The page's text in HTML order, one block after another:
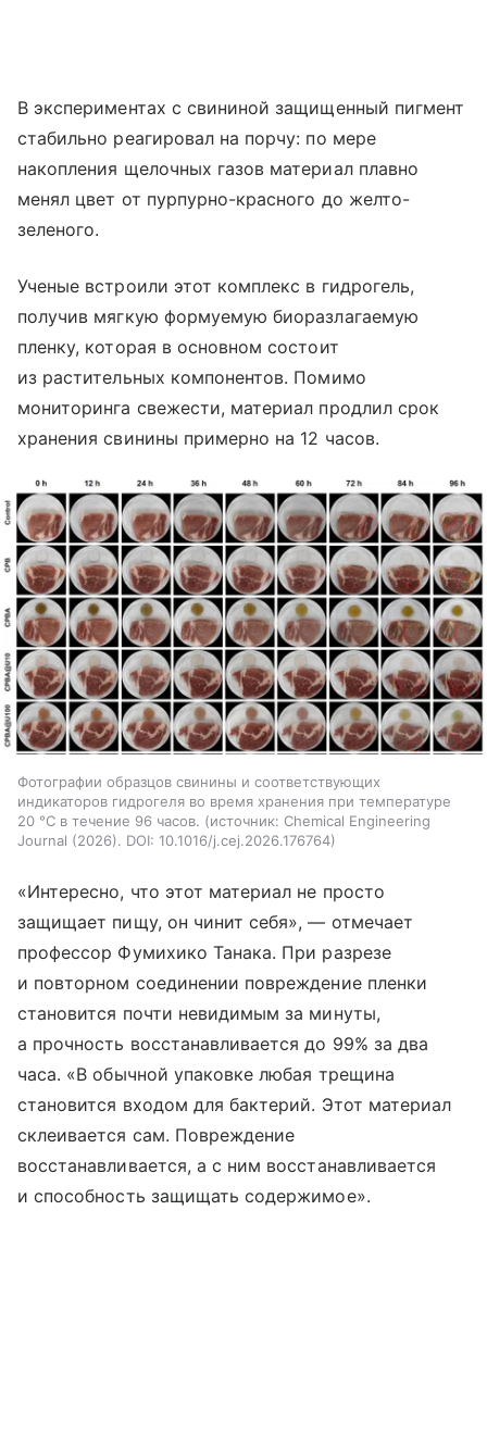
В экспериментах с свининой защищенный пигмент
стабильно реагировал на порчу: по мере
накопления щелочных газов материал плавно
менял цвет от пурпурно-красного до желто-
зеленого.
Ученые встроили этот комплекс в гидрогель,
получив мягкую формуемую биоразлагаемую
пленку, которая в основном состоит
из растительных компонентов. Помимо
мониторинга свежести, материал продлил срок
хранения свинины примерно на 12 часов.
Фотографии образцов свинины и соответствующих
индикаторов гидрогеля во время хранения при температуре
20 °C в течение 96 часов.
источник: Chemical Engineering
Journal (2026). DOI: 10.1016/j.cej.2026.176764
«Интересно, что этот материал не просто
защищает пищу, он чинит себя», — отмечает
профессор Фумихико Танака. При разрезе
и повторном соединении повреждение пленки
становится почти невидимым за минуты,
а прочность восстанавливается до 99% за два
часа. «В обычной упаковке любая трещина
становится входом для бактерий. Этот материал
склеивается сам. Повреждение
восстанавливается, а с ним восстанавливается
и способность защищать содержимое».